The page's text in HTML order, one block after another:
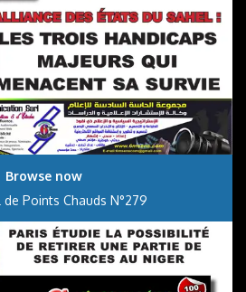
Browse now
de Points Chauds N°279